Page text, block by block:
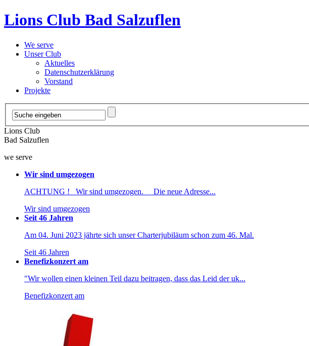
Lions Club Bad Salzuflen
We serve
Unser Club
Aktuelles
Datenschutzerklärung
Vorstand
Projekte
Lions Club
Bad Salzuflen
we serve
Wir sind umgezogen
ACHTUNG ! Wir sind umgezogen. Die neue Adresse...
Wir sind umgezogen
Seit 46 Jahren
Am 04. Juni 2023 jährte sich unser Charterjubiläum schon zum 46. Mal.
Seit 46 Jahren
Benefizkonzert am
"Wir wollen einen kleinen Teil dazu beitragen, dass das Leid der uk...
Benefizkonzert am